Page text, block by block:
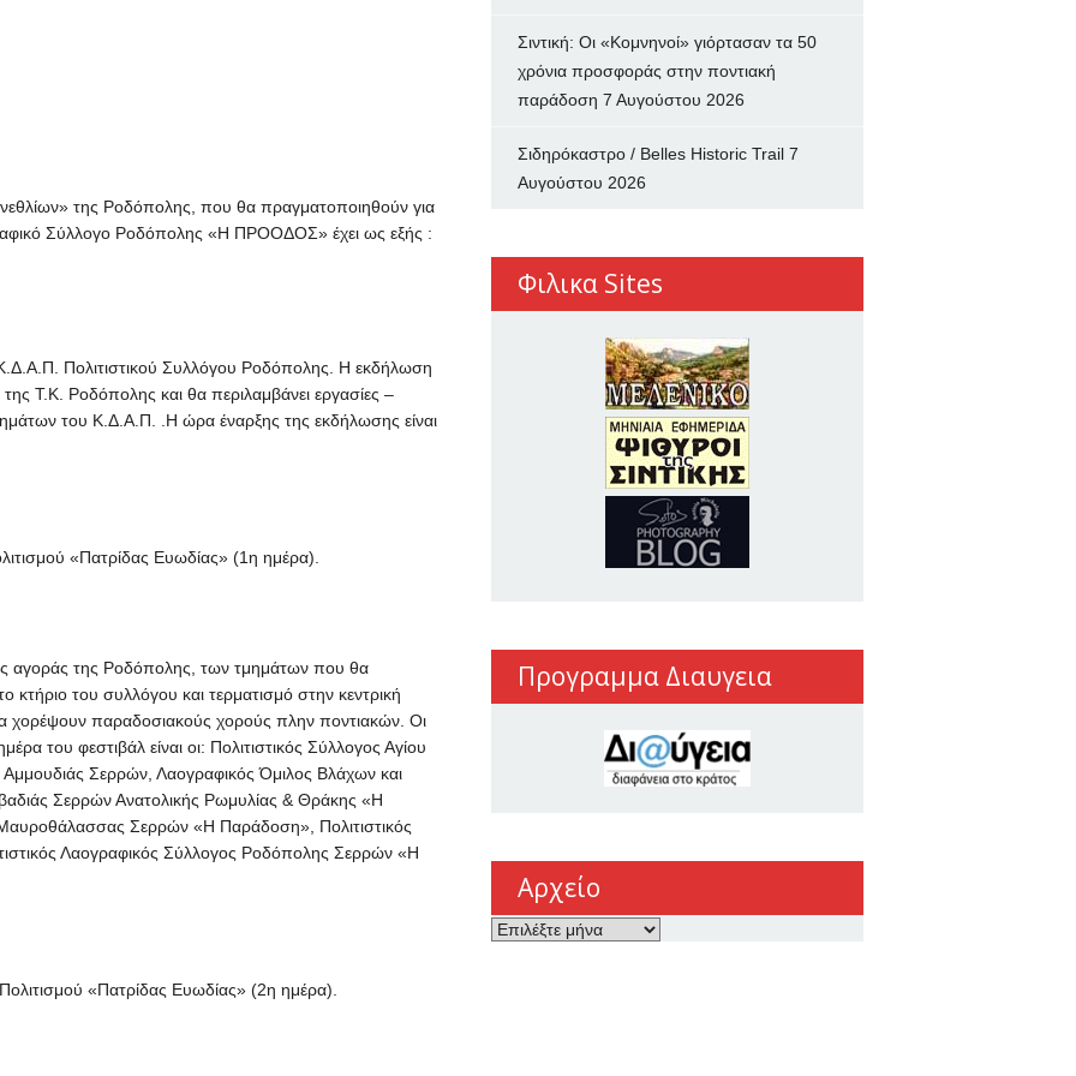
της Ροδόπολης, που θα πραγματοποιηθούν για
Σύλλογο Ροδόπολης «Η ΠΡΟΟΔΟΣ» έχει ως εξής :
Πολιτιστικού Συλλόγου Ροδόπολης. Η εκδήλωση
Τ.Κ. Ροδόπολης και θα περιλαμβάνει εργασίες –
του Κ.Δ.Α.Π. .Η ώρα έναρξης της εκδήλωσης είναι
«Πατρίδας Ευωδίας» (1η ημέρα).
αγοράς της Ροδόπολης, των τμημάτων που θα
του συλλόγου και τερματισμό στην κεντρική
χορέψουν παραδοσιακούς χορούς πλην ποντιακών. Οι
του φεστιβάλ είναι οι: Πολιτιστικός Σύλλογος Αγίου
Σερρών, Λαογραφικός Όμιλος Βλάχων και
Σερρών Ανατολικής Ρωμυλίας & Θράκης «Η
Σερρών «Η Παράδοση», Πολιτιστικός
Λαογραφικός Σύλλογος Ροδόπολης Σερρών «Η
«Πατρίδας Ευωδίας» (2η ημέρα).
Σιντική: Οι «Κομνηνοί» γιόρτασαν τα 50
χρόνια προσφοράς στην ποντιακή
παράδοση 7 Αυγούστου 2026
Σιδηρόκαστρο / Belles Historic Trail 7
Αυγούστου 2026
Φιλικα Sites
Προγραμμα Διαυγεια
Αρχείο
Αρχείο